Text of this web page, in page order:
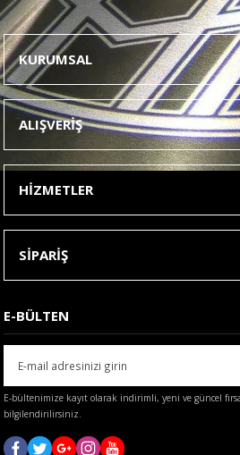
Bu ürünün fiyat bilgisi, resim, ürün
konularda yetersiz gördüğünüz
tarafımıza iletebilirsiniz.
Görüş ve önerileriniz için teşekkür ederiz.
Ürün resmi kalitesiz, bozuk veya
Ürün açıklamasında eksik bilgiler
Ürün bilgilerinde hatalar bulunuyor.
Ürün fiyatı diğer sitelerden daha pahalı.
Bu ürüne benzer farklı alternatifler
Gönder
KURUMSAL
ALIŞVERİŞ
HİZMETLER
SİPARİŞ
E-BÜLTEN
E-bültenimize kayıt olarak indirimli, yeni ve güncel
bilgilendirilirsiniz.